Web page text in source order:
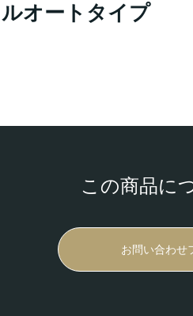
オートタイプ
この商品に
お問い合わせ